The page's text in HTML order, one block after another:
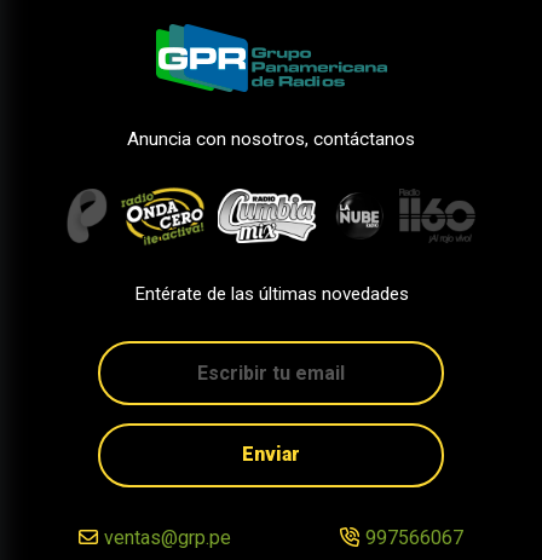
Anuncia con nosotros, contáctanos
Entérate de las últimas novedades
Enviar
ventas@grp.pe 997566067